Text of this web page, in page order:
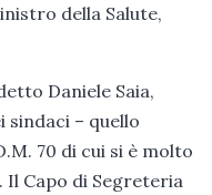
della Salute,
Daniele Saia,
sindaci – quello
70 di cui si è molto
Il Capo di Segreteria